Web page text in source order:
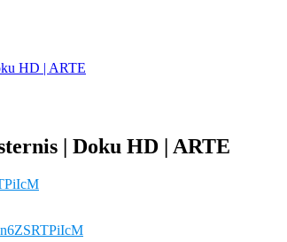
HD | ARTE
| Doku HD | ARTE